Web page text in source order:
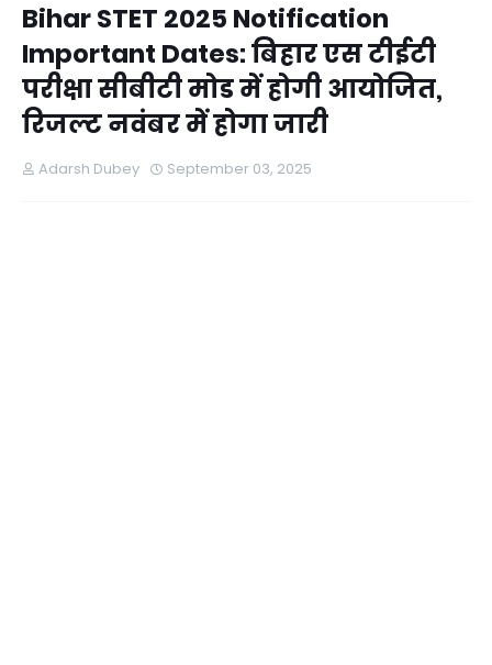
Bihar STET 2025 Notification
Important Dates: बिहार एस टीईटी
परीक्षा सीबीटी मोड में होगी आयोजित,
रिजल्ट नवंबर में होगा जारी
Adarsh Dubey September 03, 2025